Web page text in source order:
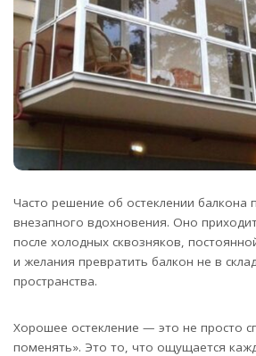
Часто решение об остеклении балкона
внезапного вдохновения. Оно
после холодных сквозняков,
и желания превратить балкон не в
пространства.
Хорошее остекление — это не просто
поменять». Это то, что ощущается